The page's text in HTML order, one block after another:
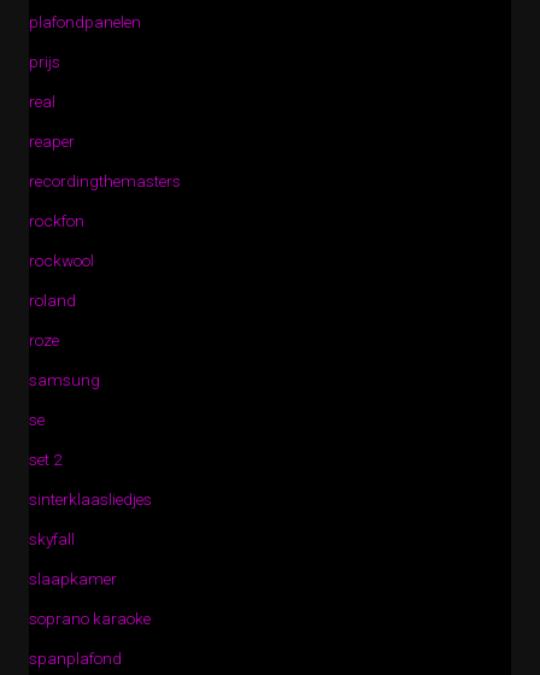
plafondpanelen
prijs
real
reaper
recordingthemasters
rockfon
rockwool
roland
roze
samsung
se
set 2
sinterklaasliedjes
skyfall
slaapkamer
soprano karaoke
spanplafond